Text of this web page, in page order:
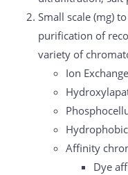
Small scale (mg)
purification of
variety of
Ion
Affinity
Dye